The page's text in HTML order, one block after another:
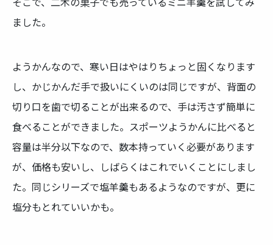
ました。
ようかんなので、寒い日はやはりちょっと固くなります
し、かじかんだ手で扱いにくいのは同じですが、背面の
切り口を歯で切ることが出来るので、手は汚さず簡単に
食べることができました。スポーツようかんに比べると
容量は半分以下なので、数本持っていく必要があります
が、価格も安いし、しばらくはこれでいくことにしまし
た。同じシリーズで塩羊羹もあるようなのですが、更に
塩分もとれていいかも。